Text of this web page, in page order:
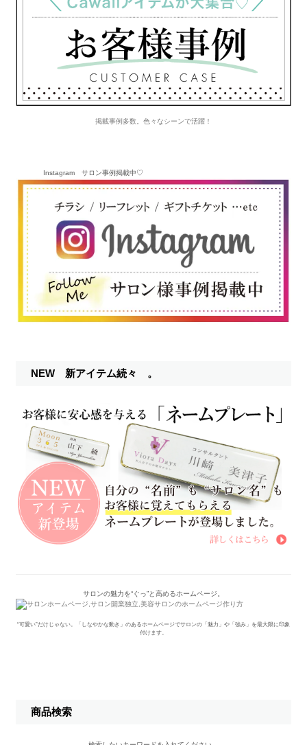
掲載事例多数。色々なシーンで活躍！
Instagram サロン事例掲載中♡
NEW 新アイテム続々 。
サロンの魅力を“ぐっ”と高めるホームページ。
“可愛い”だけじゃない。「しなやかな動き」のあるホームページでサロンの「魅力」や「強み」を最大限に印象
付けます。
商品検索